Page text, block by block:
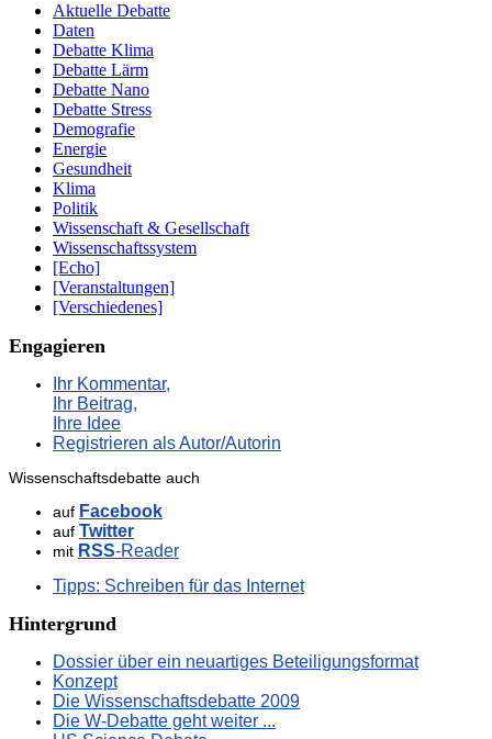
Aktuelle Debatte
Daten
Debatte Klima
Debatte Lärm
Debatte Nano
Debatte Stress
Demografie
Energie
Gesundheit
Klima
Politik
Wissenschaft & Gesellschaft
Wissenschaftssystem
[Echo]
[Veranstaltungen]
[Verschiedenes]
Engagieren
Ihr Kommentar,
Ihr Beitrag,
Ihre Idee
Registrieren als Autor/Autorin
Wissenschaftsdebatte auch
auf Facebook
auf Twitter
mit RSS-Reader
Tipps: Schreiben für das Internet
Hintergrund
Dossier über ein neuartiges Beteiligungsformat
Konzept
Die Wissenschaftsdebatte 2009
Die W-Debatte geht weiter ...